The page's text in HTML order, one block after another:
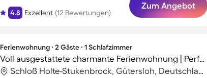
4.8 Exzellent (12 Bewertungen)
Zum Angebot
Ferienwohnung ∙ 2 Gäste ∙ 1 Schlafzimmer
Voll ausgestattete charmante Ferienwohnung | Perfekt für die Arbeit von Zuhause
Schloß Holte-Stukenbrock, Gütersloh, Deutschland